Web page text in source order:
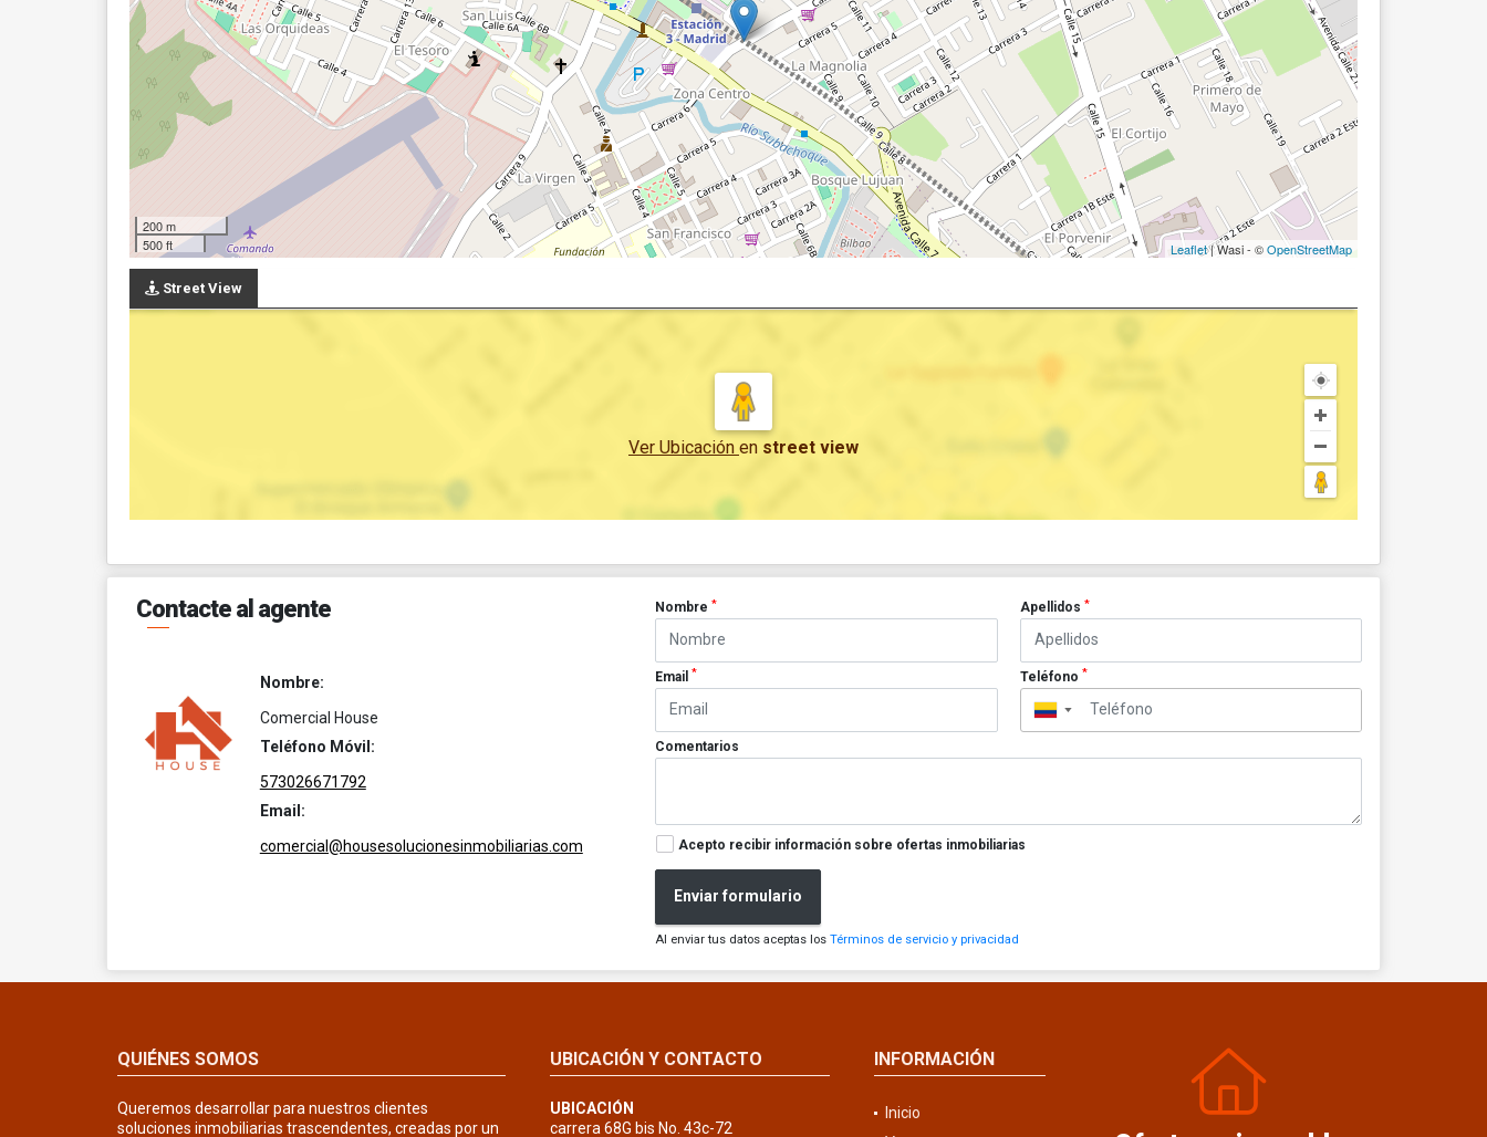
200 m
500 ft
Leaflet| Wasi - ©OpenStreetMap
Street View
Ver Ubicación en street view
Contacte al agente
Nombre:
Comercial House
Teléfono Móvil:
573026671792
Email:
comercial@housesolucionesinmobiliarias.com
Nombre* Apellidos *
Email* Teléfono *
▼
Comentarios
Acepto recibir información sobre ofertas inmobiliarias
Enviar formulario
Al enviar tus datos aceptas losTérminos de servicio y privacidad
QUIÉNES SOMOS
Queremos desarrollar para nuestros clientes
soluciones inmobiliarias trascendentes, creadas por un
UBICACIÓN Y CONTACTO
UBICACIÓN
carrera 68G bis No. 43c-72
INFORMACIÓN
Inicio